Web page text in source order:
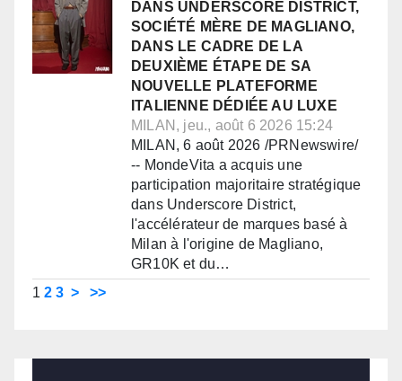
DANS UNDERSCORE DISTRICT,
SOCIÉTÉ MÈRE DE MAGLIANO,
DANS LE CADRE DE LA
DEUXIÈME ÉTAPE DE SA
NOUVELLE PLATEFORME
ITALIENNE DÉDIÉE AU LUXE
MILAN, jeu., août 6 2026 15:24
MILAN, 6 août 2026 /PRNewswire/
-- MondeVita a acquis une
participation majoritaire stratégique
dans Underscore District,
l'accélérateur de marques basé à
Milan à l'origine de Magliano,
GR10K et du…
1 2 3 > >>